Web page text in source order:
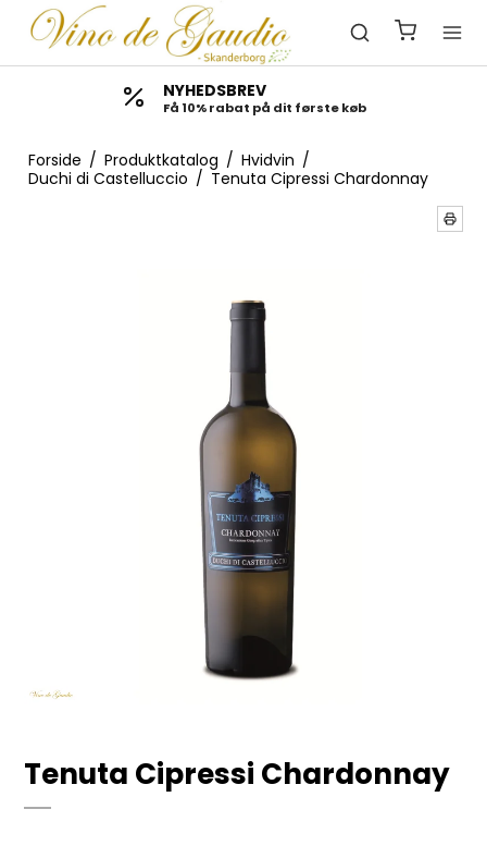
📦 Gratis fragt over 1500 kr
Levering i hele Danmark
Forside / Produktkatalog / Hvidvin /
Duchi di Castelluccio / Tenuta Cipressi Chardonnay
Tenuta Cipressi Chardonnay